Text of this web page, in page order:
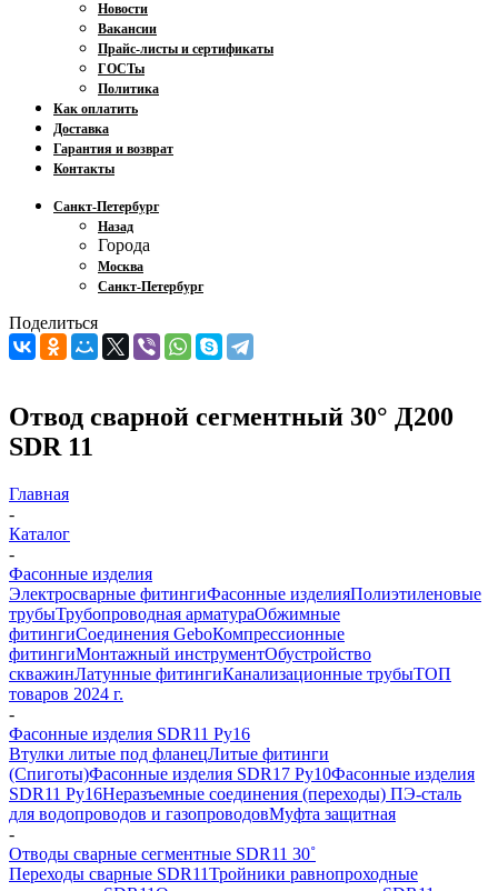
Новости
Вакансии
Прайс-листы и сертификаты
ГОСТы
Политика
Как оплатить
Доставка
Гарантия и возврат
Контакты
Санкт-Петербург
Назад
Города
Москва
Санкт-Петербург
Поделиться
Отвод сварной сегментный 30° Д200
SDR 11
Главная
-
Каталог
-
Фасонные изделия
Электросварные фитингиФасонные изделияПолиэтиленовые
трубыТрубопроводная арматураОбжимные
фитингиСоединения GeboКомпрессионные
фитингиМонтажный инструментОбустройство
скважинЛатунные фитингиКанализационные трубыТОП
товаров 2024 г.
-
Фасонные изделия SDR11 Ру16
Втулки литые под фланецЛитые фитинги
(Спиготы)Фасонные изделия SDR17 Ру10Фасонные изделия
SDR11 Ру16Неразъемные соединения (переходы) ПЭ-сталь
для водопроводов и газопроводовМуфта защитная
-
Отводы сварные сегментные SDR11 30˚
Переходы сварные SDR11Тройники равнопроходные